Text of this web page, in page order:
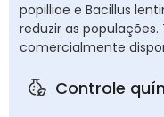
popilliae e Bacillus
reduzir as
comercialmente
Controle